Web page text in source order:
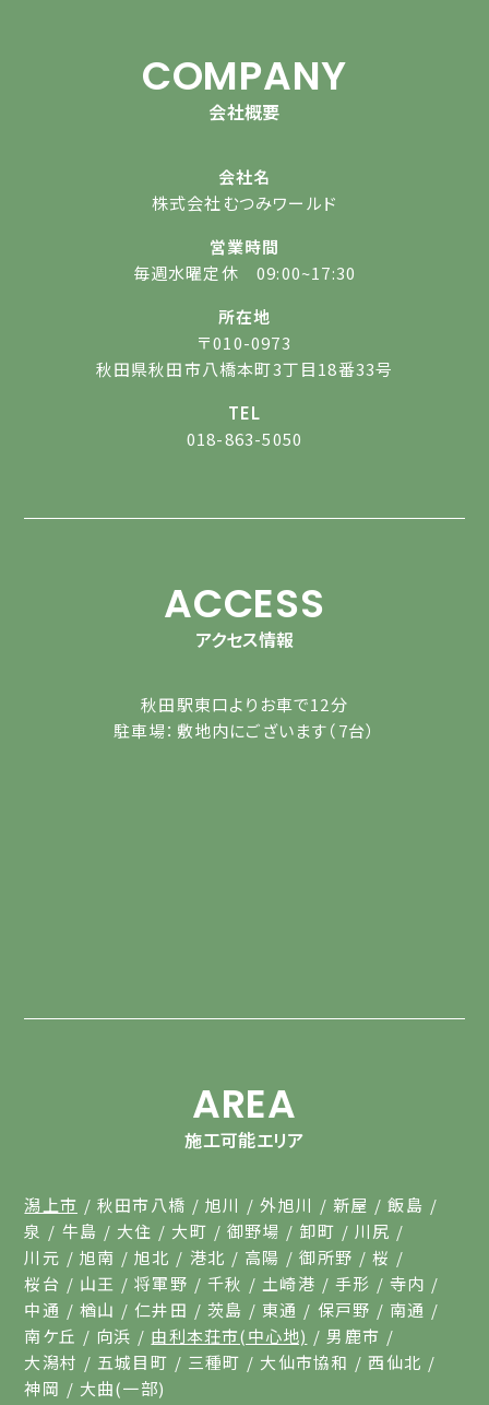
COMPANY
会社概要
会社名
株式会社むつみワールド
営業時間
毎週水曜定休 09:00~17:30
所在地
〒010-0973
秋田県秋田市八橋本町3丁目18番33号
TEL
018-863-5050
ACCESS
アクセス情報
秋田駅東口よりお車で12分
駐車場：敷地内にございます（7台）
AREA
施工可能エリア
潟上市 秋田市八橋 旭川 外旭川 新屋
飯島
泉
牛島 大住 大町 御野場 卸町
川尻
川元
旭南 旭北 港北 高陽 御所野
桜
桜台
山王 将軍野 千秋 土崎港 手形
寺内
中通
楢山 仁井田 茨島 東通 保戸野
南通
南ケ丘
向浜 由利本荘市(中心地)
男鹿市
大潟村
五城目町 三種町 大仙市協和
西仙北
神岡
大曲(一部)